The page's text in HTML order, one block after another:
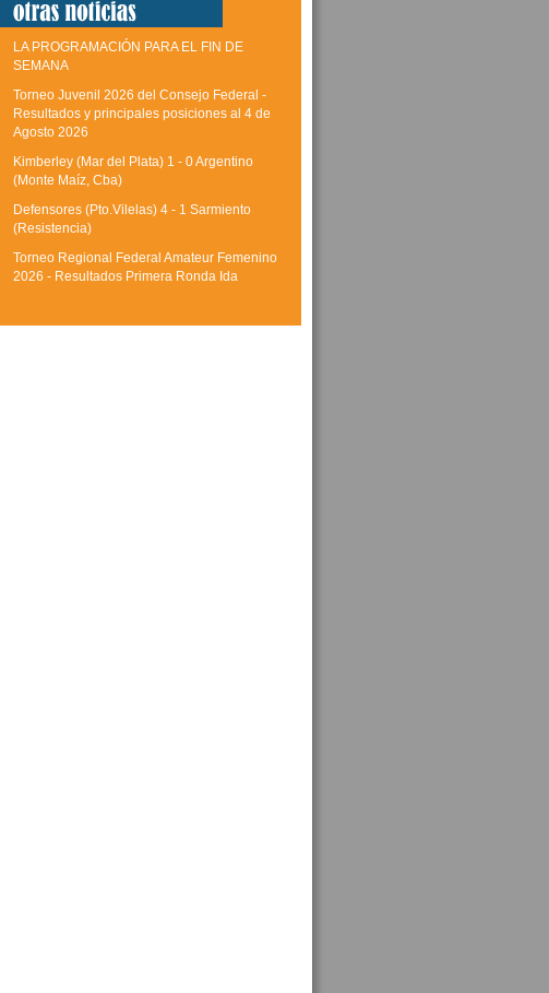
LA PROGRAMACIÓN PARA EL FIN DE
SEMANA
Torneo Juvenil 2026 del Consejo Federal -
Resultados y principales posiciones al 4 de
Agosto 2026
Kimberley (Mar del Plata) 1 - 0 Argentino
(Monte Maíz, Cba)
Defensores (Pto.Vilelas) 4 - 1 Sarmiento
(Resistencia)
Torneo Regional Federal Amateur Femenino
2026 - Resultados Primera Ronda Ida